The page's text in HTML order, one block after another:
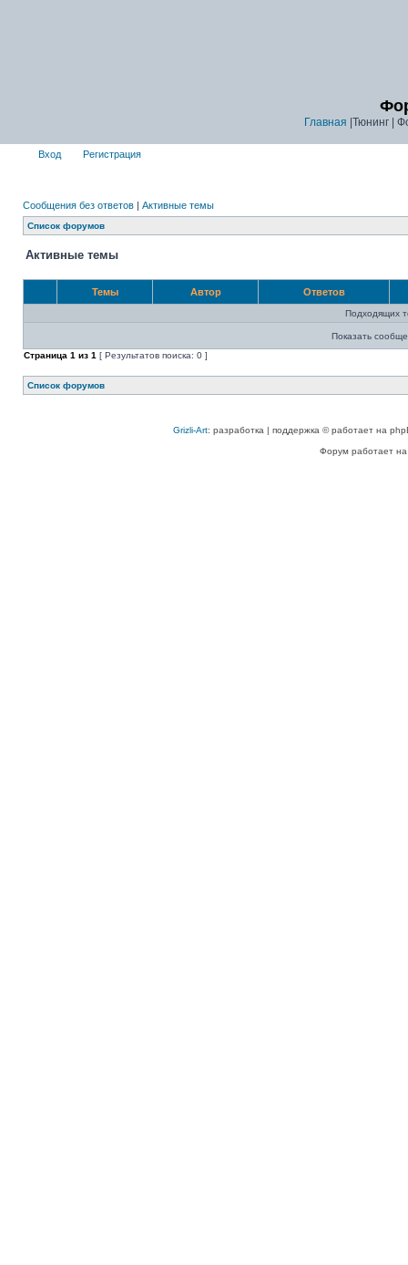
Главная |Тюнинг |
Вход Регистрация
Сообщения без ответов | Активные темы
Список форумов
Активные темы
Темы Автор Ответов
Подходящих
Показать
Страница 1 из 1 [ Результатов поиска: 0 ]
Список форумов
Grizli-Art: разработка | поддержка © работает на
Форум работает